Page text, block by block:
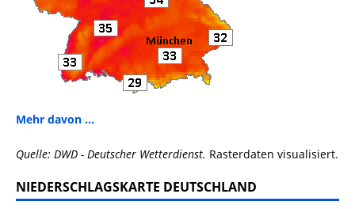
Mehr davon ...
Quelle: DWD - Deutscher Wetterdienst. Rasterdaten visualisiert.
NIEDERSCHLAGSKARTE DEUTSCHLAND